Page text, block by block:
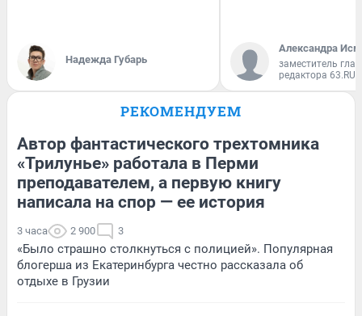
Надежда Губарь
Александра
заместитель
редактора 63.RU
РЕКОМЕНДУЕМ
Автор фантастического трехтомника
«Трилунье» работала в Перми
преподавателем, а первую книгу
написала на спор — ее история
3 часа 2 900 3
«Было страшно столкнуться с полицией». Популярная
блогерша из Екатеринбурга честно рассказала об
отдыхе в Грузии